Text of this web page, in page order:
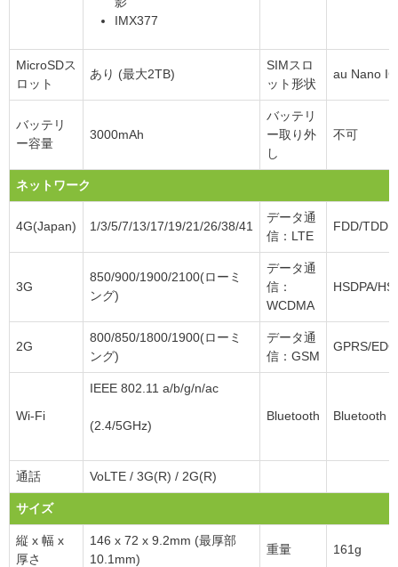
IMX377
MicroSDス
ロット
あり (最大2TB)
SIMスロ
ット形状
au Nano
バッテリ
ー容量
3000mAh
バッテリ
ー取り外
し
不可
ネットワーク
4G(Japan) 1/3/5/7/13/17/19/21/26/38/41
データ通
信：LTE
FDD/TDD
3G
850/900/1900/2100(ローミ
ング)
データ通
信：
WCDMA
HSDPA/
2G
800/850/1800/1900(ローミ
ング)
データ通
信：GSM
GPRS/
Wi-Fi
IEEE 802.11 a/b/g/n/ac
(2.4/5GHz)
Bluetooth Bluetooth
通話 VoLTE / 3G(R) / 2G(R)
サイズ
縦 x 幅 x
厚さ
146 x 72 x 9.2mm (最厚部
10.1mm)
重量 161g